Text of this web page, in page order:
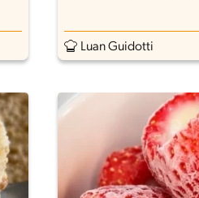
Luan Guidotti